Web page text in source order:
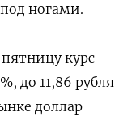
ногами.
курс
до 11,86 рубля
доллар